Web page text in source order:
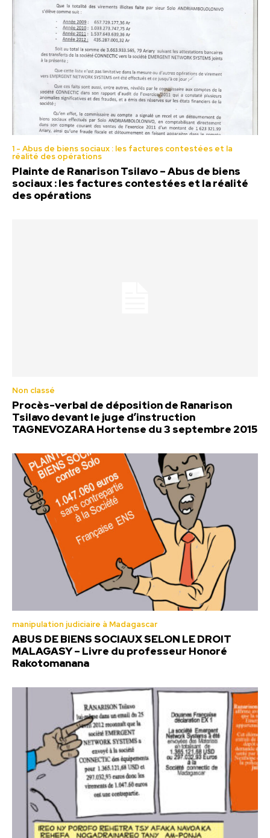
1 - Abus de biens sociaux : les factures contestées et la
réalité des opérations
Plainte de Ranarison Tsilavo – Abus de biens
sociaux : les factures contestées et la réalité
des opérations
Non classé
Procès-verbal de déposition de Ranarison
Tsilavo devant le juge d’instruction
TAGNEVOZARA Hortense du 3 septembre 2015
manipulation judiciaire à Madagascar
ABUS DE BIENS SOCIAUX SELON LE DROIT
MALAGASY – Livre du professeur Honoré
Rakotomanana